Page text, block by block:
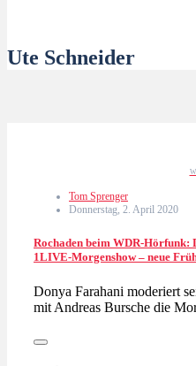
Ute Schneider
Tom Sprenger
Donnerstag, 2. April 2020
Rochaden beim WDR-Hörfunk:
1LIVE-Morgenshow – neue
Donya Farahani moderiert
mit Andreas Bursche die